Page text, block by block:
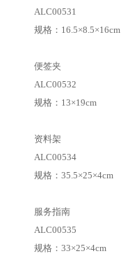
ALC00531
规格：16.5×8.5×16cm
便签夹
ALC00532
规格：13×19cm
资料架
ALC00534
规格：35.5×25×4cm
服务指南
ALC00535
规格：33×25×4cm